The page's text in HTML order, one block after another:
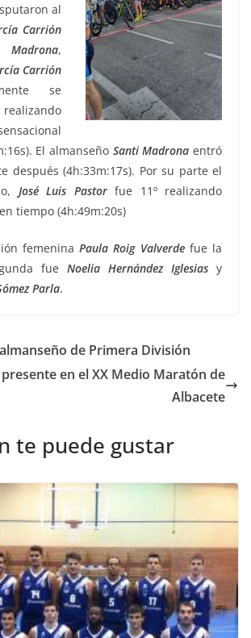
al
Carrión
Madrona,
Carrión
se
El almanseño Santi Madrona entró
después (4h:33m:17s). Por su parte el
José Luis Pastorfue 11º realizando
tiempo (4h:49m:20s)
femenina Paula Roig Valverdefue la
fue Noelia Hernández Iglesias y
Parla.
de Primera División
en el XX Medio Maratón de
Albacete
te puede gustar